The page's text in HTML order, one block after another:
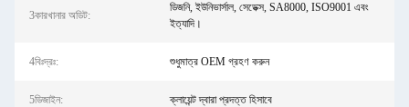
3কারখানার অডিট:
ডিজনি, ইউনিভার্সাল, সেডেক্স, SA8000, ISO9001 এবং
ইত্যাদি।
4বিঃদ্রঃ: শুধুমাত্র OEM গ্রহণ করুন
5ডিজাইন: ক্লায়েন্ট দ্বারা প্রদত্ত হিসাবে